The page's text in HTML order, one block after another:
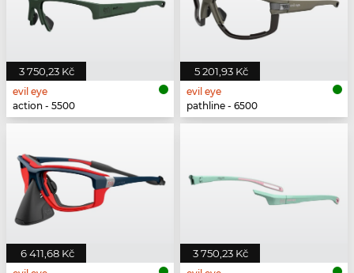
3 750,23 Kč
evil eye
action - 5500
5 201,93 Kč
evil eye
pathline - 6500
6 411,68 Kč 3 750,23 Kč